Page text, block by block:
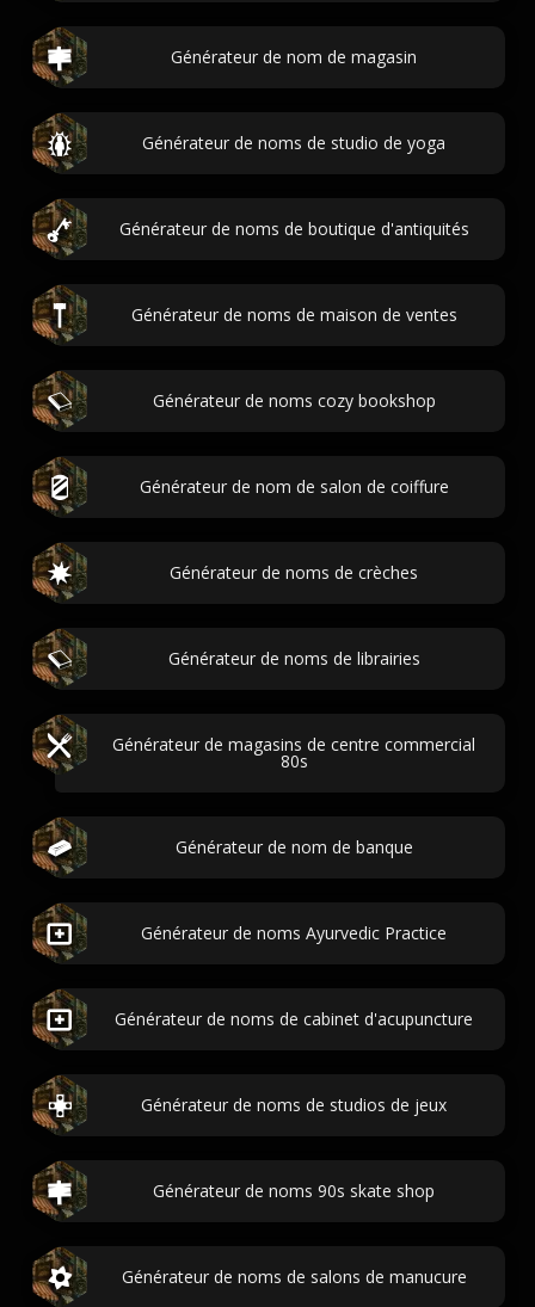
Générateur de nom de magasin
Générateur de noms de studio de yoga
Générateur de noms de boutique d'antiquités
Générateur de noms de maison de ventes
Générateur de noms cozy bookshop
Générateur de nom de salon de coiffure
Générateur de noms de crèches
Générateur de noms de librairies
Générateur de magasins de centre commercial
80s
Générateur de nom de banque
Générateur de noms Ayurvedic Practice
Générateur de noms de cabinet d'acupuncture
Générateur de noms de studios de jeux
Générateur de noms 90s skate shop
Générateur de noms de salons de manucure